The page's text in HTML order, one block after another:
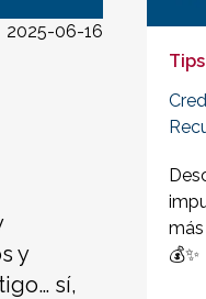
2025-06-16
y
sí,
Tips
💰✨